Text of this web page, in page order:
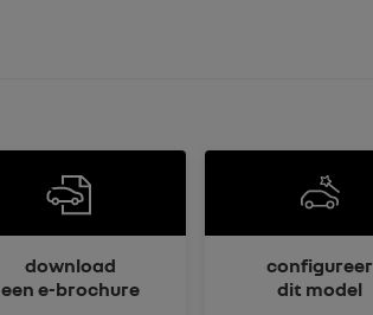
download
een e-brochure
configureer
dit model